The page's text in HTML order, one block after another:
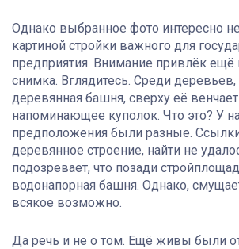
Однако выбранное фото интересно
картиной стройки важного для
предприятия. Внимание привлёк ещё
снимка. Вглядитесь. Среди
деревянная башня, сверху её
напоминающее куполок. Что это? У
предположения были разные. Ссылки
деревянное строение, найти не
подозревает, что позади
водонапорная башня. Однако,
всякое возможно.
Да речь и не о том. Ещё живы были